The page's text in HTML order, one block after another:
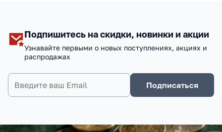
Подпишитесь на скидки, новинки и акции
Узнавайте первыми о новых поступлениях, акциях и
распродажах
Подписаться